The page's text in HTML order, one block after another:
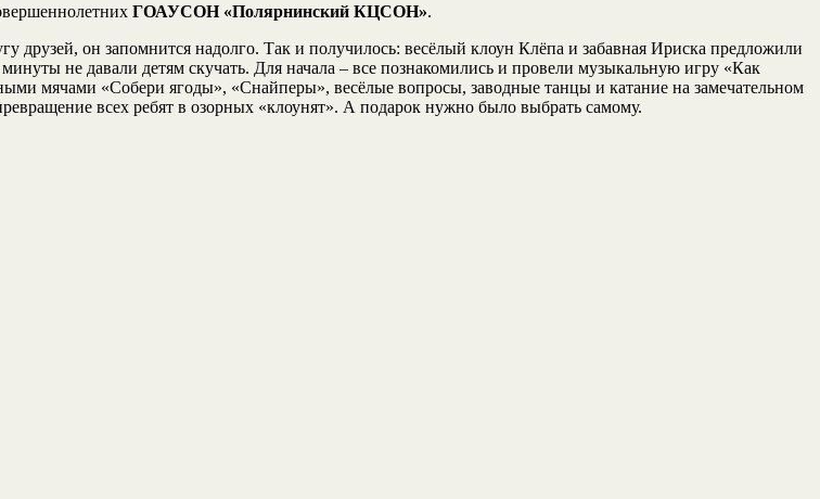
ГОАУСОН «Полярнинский КЦСОН».
друзей, он запомнится надолго. Так и получилось: весёлый клоун Клёпа и забавная Ириска предложили
не давали детям скучать. Для начала – все познакомились и провели музыкальную игру «Как
мячами «Собери ягоды», «Снайперы», весёлые вопросы, заводные танцы и катание на замечательном
всех ребят в озорных «клоунят». А подарок нужно было выбрать самому.